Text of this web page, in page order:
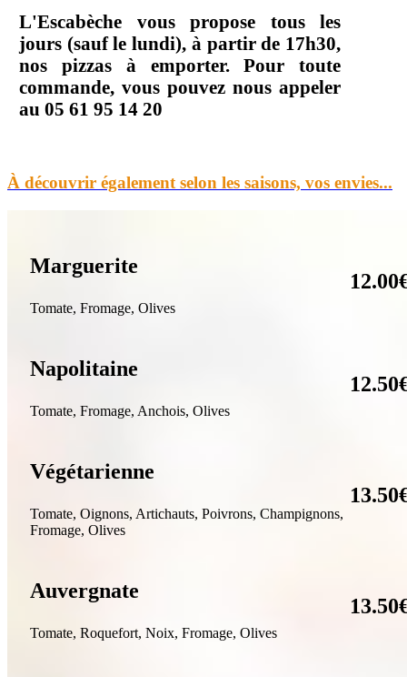
L'Escabèche vous propose tous les
jours (sauf le lundi), à partir de 17h30,
nos pizzas à emporter. Pour toute
commande, vous pouvez nous appeler
au 05 61 95 14 20
À découvrir également selon les saisons, vos envies...
Marguerite
Tomate, Fromage, Olives
Napolitaine
Tomate, Fromage, Anchois, Olives
Végétarienne
Tomate, Oignons, Artichauts, Poivrons, Champignons,
Fromage, Olives
Auvergnate
Tomate, Roquefort, Noix, Fromage, Olives